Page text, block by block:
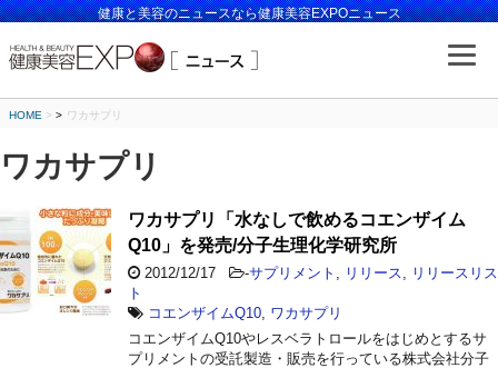
健康と美容のニュースなら健康美容EXPOニュース
HOME > ワカサプリ
ワカサプリ
ワカサプリ「水なしで飲めるコエンザイム
Q10」を発売/分子生理化学研究所
2012/12/17 -サプリメント リリース
リリースリス
ト
コエンザイムQ10 ワカサプリ
コエンザイムQ10やレスベラトロールをはじめとするサ
プリメントの受託製造・販売を行っている株式会社分子